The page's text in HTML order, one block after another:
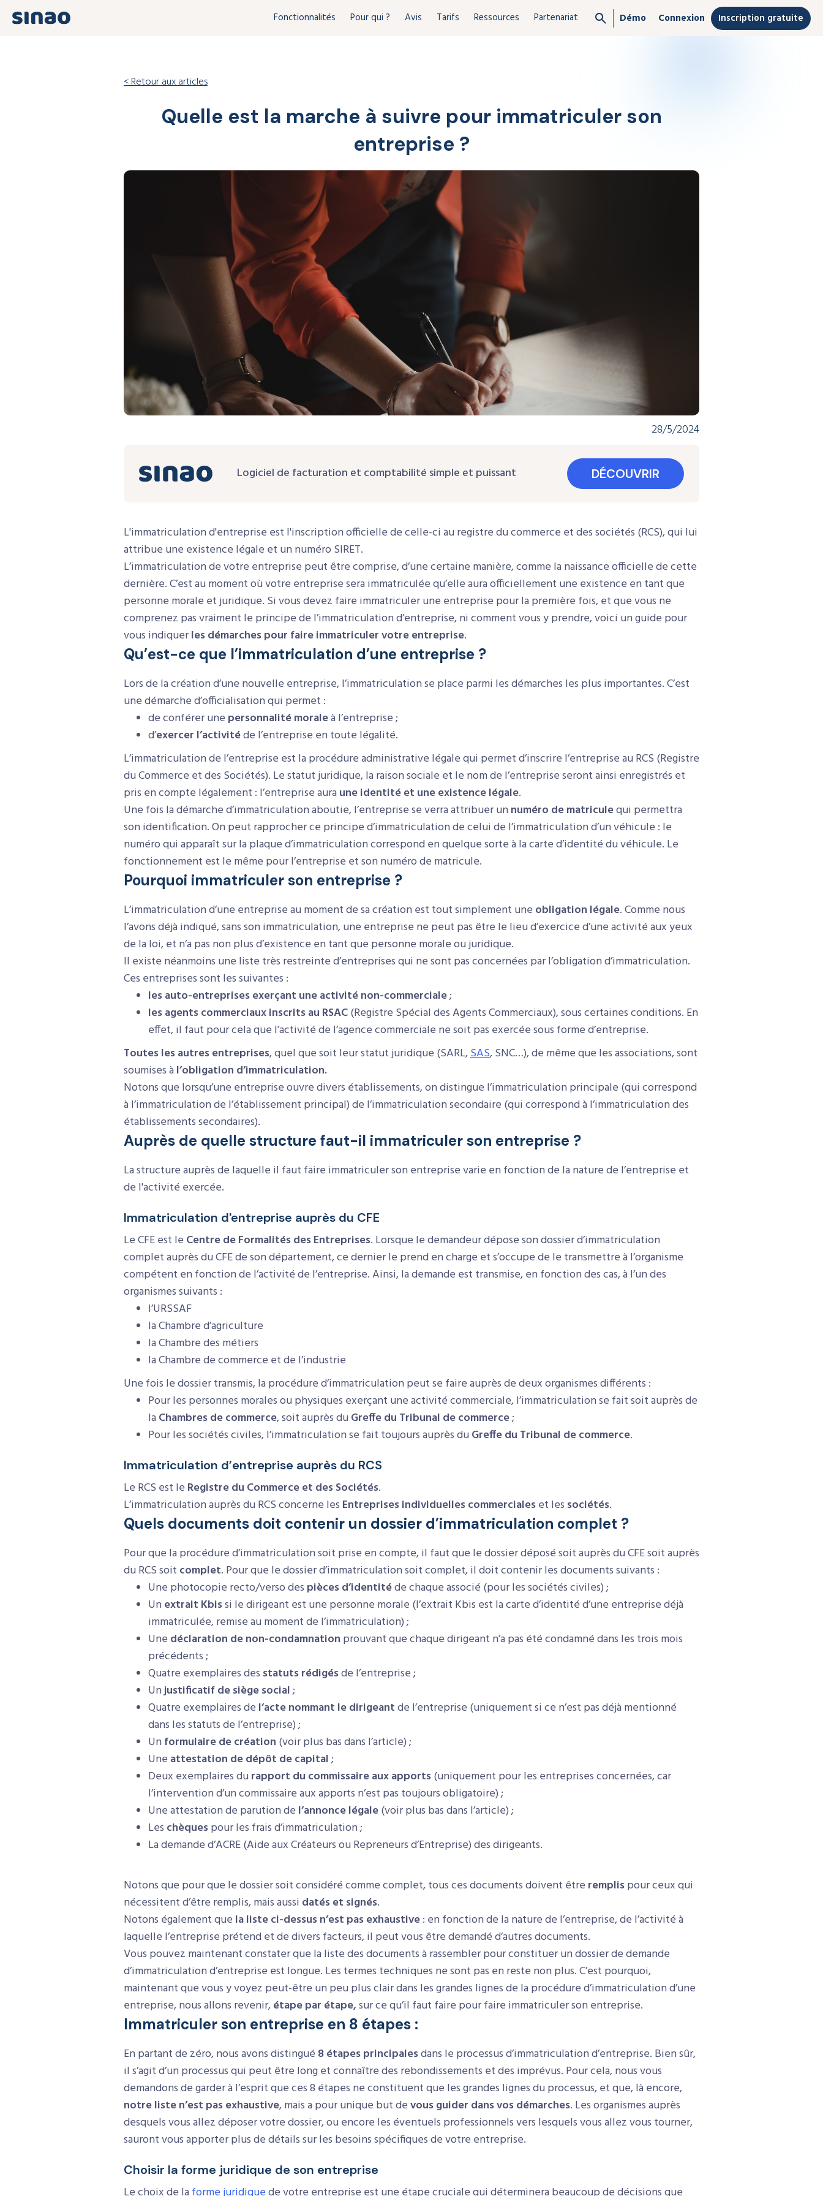
Fonctionnalités Pour qui ? Avis Tarifs Ressources Partenariat Démo Connexion Inscription gratuite
< Retour aux articles
Quelle est la marche à suivre pour immatriculer son
entreprise ?
28/5/2024
Logiciel de facturation et comptabilité simple et puissant DÉCOUVRIR
L'immatriculation d'entreprise est l'inscription officielle de celle-ci au registre du commerce et des sociétés (RCS), qui lui
attribue une existence légale et un numéro SIRET.
L’immatriculation de votre entreprise peut être comprise, d’une certaine manière, comme la naissance officielle de cette
dernière. C’est au moment où votre entreprise sera immatriculée qu’elle aura officiellement une existence en tant que
personne morale et juridique. Si vous devez faire immatriculer une entreprise pour la première fois, et que vous ne
comprenez pas vraiment le principe de l’immatriculation d’entreprise, ni comment vous y prendre, voici un guide pour
vous indiquerles démarches pour faire immatriculer votre entreprise.
Qu’est-ce que l’immatriculation d’une entreprise ?
Lors de la création d’une nouvelle entreprise, l’immatriculation se place parmi les démarches les plus importantes. C’est
une démarche d’officialisation qui permet :
de conférer une personnalité moraleà l’entreprise ;
d’exercer l’activitéde l’entreprise en toute légalité.
L’immatriculation de l’entreprise est la procédure administrative légale qui permet d’inscrire l’entreprise au RCS (Registre
du Commerce et des Sociétés). Le statut juridique, la raison sociale et le nom de l’entreprise seront ainsi enregistrés et
pris en compte légalement : l’entreprise auraune identité et une existence légale.
Une fois la démarche d’immatriculation aboutie, l’entreprise se verra attribuer unnuméro de matriculequi permettra
son identification. On peut rapprocher ce principe d’immatriculation de celui de l’immatriculation d’un véhicule : le
numéro qui apparaît sur la plaque d’immatriculation correspond en quelque sorte à la carte d’identité du véhicule. Le
fonctionnement est le même pour l’entreprise et son numéro de matricule.
Pourquoi immatriculer son entreprise ?
L’immatriculation d’une entreprise au moment de sa création est tout simplement une obligation légale. Comme nous
l’avons déjà indiqué, sans son immatriculation, une entreprise ne peut pas être le lieu d’exercice d’une activité aux yeux
de la loi, et n’a pas non plus d’existence en tant que personne morale ou juridique.
Il existe néanmoins une liste très restreinte d’entreprises qui ne sont pas concernées par l’obligation d’immatriculation.
Ces entreprises sont les suivantes :
les auto-entreprises exerçant une activité non-commerciale;
les agents commerciaux inscrits au RSAC(Registre Spécial des Agents Commerciaux), sous certaines conditions. En
effet, il faut pour cela que l’activité de l’agence commerciale ne soit pas exercée sous forme d’entreprise.
Toutes les autres entreprises, quel que soit leur statut juridique (SARL,SAS, SNC…), de même que les associations, sont
soumises àl’obligation d’immatriculation.
Notons que lorsqu’une entreprise ouvre divers établissements, on distingue l’immatriculation principale (qui correspond
à l’immatriculation de l’établissement principal) de l’immatriculation secondaire (qui correspond à l’immatriculation des
établissements secondaires).
Auprès de quelle structure faut-il immatriculer son entreprise ?
La structure auprès de laquelle il faut faire immatriculer son entreprise varie en fonction de la nature de l’entreprise et
de l'activité exercée.
Immatriculation d'entreprise auprès du CFE
Le CFE est le Centre de Formalités des Entreprises. Lorsque le demandeur dépose son dossier d’immatriculation
complet auprès du CFE de son département, ce dernier le prend en charge et s’occupe de le transmettre à l’organisme
compétent en fonction de l’activité de l’entreprise. Ainsi, la demande est transmise, en fonction des cas, à l’un des
organismes suivants :
l’URSSAF
la Chambre d’agriculture
la Chambre des métiers
la Chambre de commerce et de l’industrie
Une fois le dossier transmis, la procédure d’immatriculation peut se faire auprès de deux organismes différents :
Pour les personnes morales ou physiques exerçant une activité commerciale, l’immatriculation se fait soit auprès de
laChambres de commerce, soit auprès duGreffe du Tribunal de commerce;
Pour les sociétés civiles, l’immatriculation se fait toujours auprès duGreffe du Tribunal de commerce.
Immatriculation d’entreprise auprès du RCS
Le RCS est le Registre du Commerce et des Sociétés.
L’immatriculation auprès du RCS concerne les Entreprises individuelles commercialeset les sociétés.
Quels documents doit contenir un dossier d’immatriculation complet ?
Pour que la procédure d’immatriculation soit prise en compte, il faut que le dossier déposé soit auprès du CFE soit auprès
du RCS soit complet. Pour que le dossier d’immatriculation soit complet, il doit contenir les documents suivants :
Une photocopie recto/verso des pièces d’identitéde chaque associé (pour les sociétés civiles) ;
Unextrait Kbissi le dirigeant est une personne morale (l’extrait Kbis est la carte d’identité d’une entreprise déjà
immatriculée, remise au moment de l’immatriculation) ;
Une déclaration de non-condamnation prouvant que chaque dirigeant n’a pas été condamné dans les trois mois
précédents ;
Quatre exemplaires des statuts rédigésde l’entreprise ;
Unjustificatif de siège social;
Quatre exemplaires de l’acte nommant le dirigeantde l’entreprise (uniquement si ce n’est pas déjà mentionné
dans les statuts de l’entreprise) ;
Unformulaire de création (voir plus bas dans l’article) ;
Une attestation de dépôt de capital;
Deux exemplaires durapport du commissaire aux apports(uniquement pour les entreprises concernées, car
l’intervention d’un commissaire aux apports n’est pas toujours obligatoire) ;
Une attestation de parution de l’annonce légale(voir plus bas dans l’article) ;
Les chèquespour les frais d’immatriculation ;
La demande d’ACRE (Aide aux Créateurs ou Repreneurs d’Entreprise) des dirigeants.
Notons que pour que le dossier soit considéré comme complet, tous ces documents doivent être remplispour ceux qui
nécessitent d’être remplis, mais aussi datés et signés.
Notons également que la liste ci-dessus n’est pas exhaustive: en fonction de la nature de l’entreprise, de l’activité à
laquelle l’entreprise prétend et de divers facteurs, il peut vous être demandé d’autres documents.
Vous pouvez maintenant constater que la liste des documents à rassembler pour constituer un dossier de demande
d’immatriculation d’entreprise est longue. Les termes techniques ne sont pas en reste non plus. C’est pourquoi,
maintenant que vous y voyez peut-être un peu plus clair dans les grandes lignes de la procédure d’immatriculation d’une
entreprise, nous allons revenir,étape par étape,sur ce qu’il faut faire pour faire immatriculer son entreprise.
Immatriculer son entreprise en 8 étapes :
En partant de zéro, nous avons distingué 8 étapes principalesdans le processus d’immatriculation d’entreprise. Bien sûr,
il s’agit d’un processus qui peut être long et connaître des rebondissements et des imprévus. Pour cela, nous vous
demandons de garder à l’esprit que ces 8 étapes ne constituent que les grandes lignes du processus, et que, là encore,
notre liste n’est pas exhaustive, mais a pour unique but devous guider dans vos démarches. Les organismes auprès
desquels vous allez déposer votre dossier, ou encore les éventuels professionnels vers lesquels vous allez vous tourner,
sauront vous apporter plus de détails sur les besoins spécifiques de votre entreprise.
Choisir la forme juridique de son entreprise